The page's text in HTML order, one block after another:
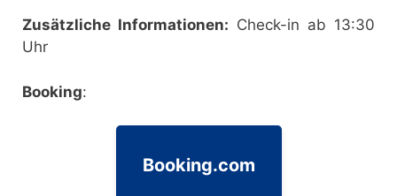
Zusätzliche Informationen: Check-in ab 13:30
Uhr
Booking:
Booking.com